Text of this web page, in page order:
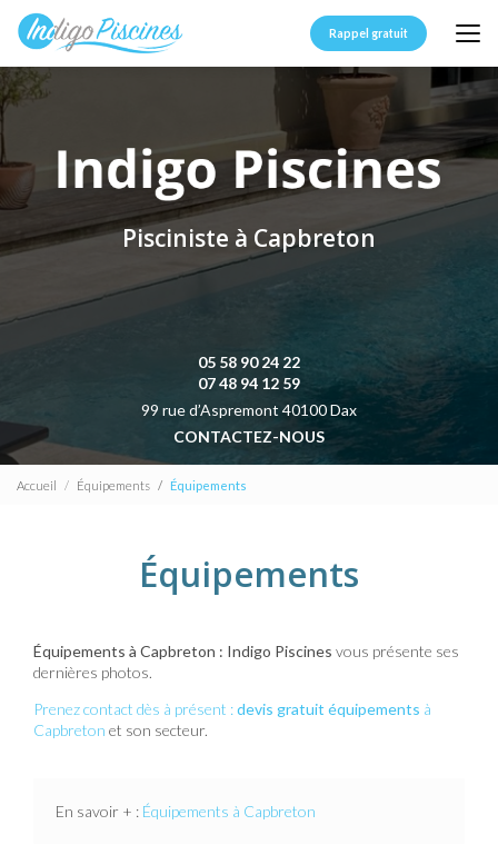
Aller
contenu
principal
Rappel gratuit
Pisciniste à Capbreton
05 58 90 24 22
07 48 94 12 59
99 rue d’Aspremont 40100 Dax
CONTACTEZ-NOUS
Accueil Équipements Équipements
Équipements
Équipements à Capbreton : Indigo Piscines vous présente ses
dernières photos.
Prenez contact dès à présent :devis gratuit équipements à
Capbreton et son secteur.
En savoir + : Équipements à Capbreton